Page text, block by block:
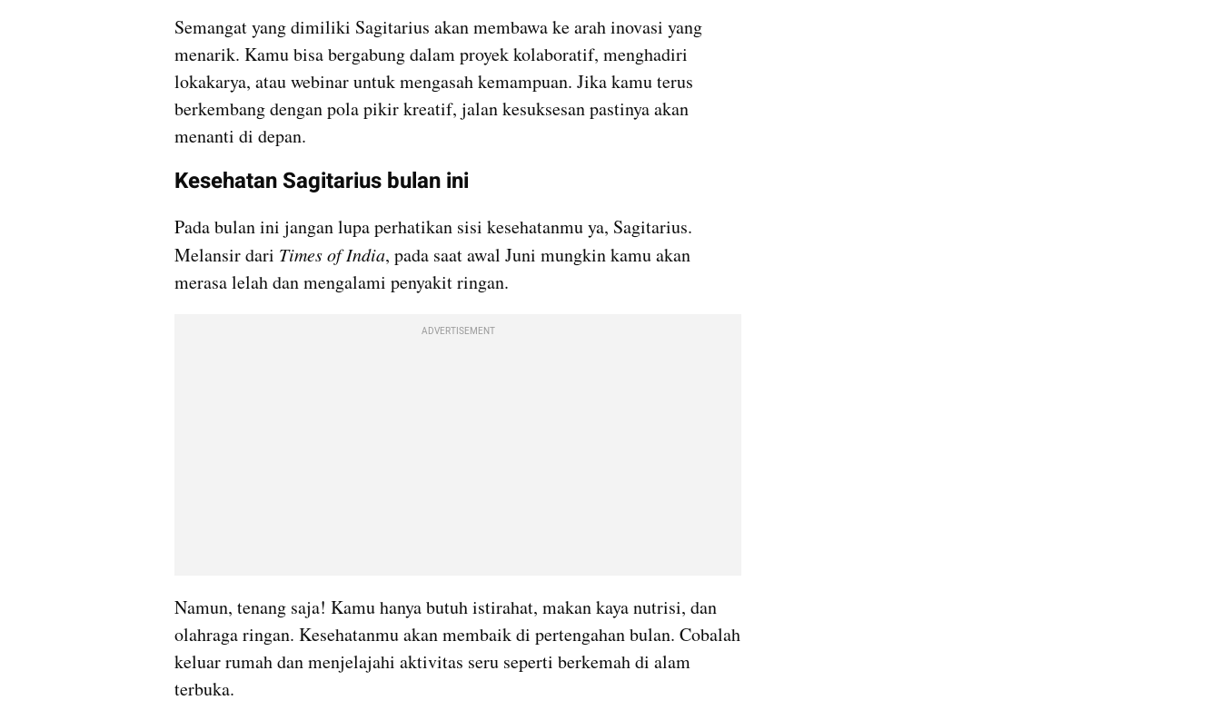
Semangat yang dimiliki Sagitarius akan membawa ke arah inovasi yang
menarik. Kamu bisa bergabung dalam proyek kolaboratif, menghadiri
lokakarya, atau webinar untuk mengasah kemampuan. Jika kamu terus
berkembang dengan pola pikir kreatif, jalan kesuksesan pastinya akan
menanti di depan.
Kesehatan Sagitarius bulan ini
Pada bulan ini jangan lupa perhatikan sisi kesehatanmu ya, Sagitarius.
Melansir dari Times of India, pada saat awal Juni mungkin kamu akan
merasa lelah dan mengalami penyakit ringan.
ADVERTISEMENT
Namun, tenang saja! Kamu hanya butuh istirahat, makan kaya nutrisi, dan
olahraga ringan. Kesehatanmu akan membaik di pertengahan bulan. Cobalah
keluar rumah dan menjelajahi aktivitas seru seperti berkemah di alam
terbuka.